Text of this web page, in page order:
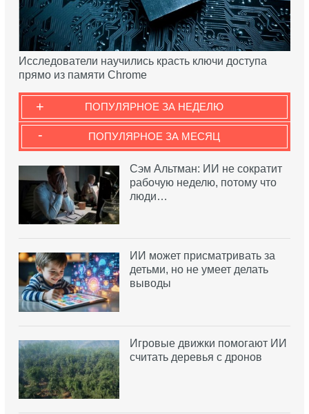
Исследователи научились красть ключи доступа
прямо из памяти Chrome
ПОПУЛЯРНОЕ ЗА НЕДЕЛЮ
+
ПОПУЛЯРНОЕ ЗА МЕСЯЦ
-
Сэм Альтман: ИИ не сократит
рабочую неделю, потому что
люди…
ИИ может присматривать за
детьми, но не умеет делать
выводы
Игровые движки помогают ИИ
считать деревья с дронов